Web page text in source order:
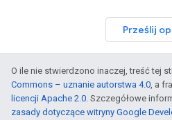
Prześlij
O ile nie stwierdzono inaczej, treść tej
Commons – uznanie autorstwa 4.0, a
licencji Apache 2.0. Szczegółowe
zasady dotyczące witryny Google